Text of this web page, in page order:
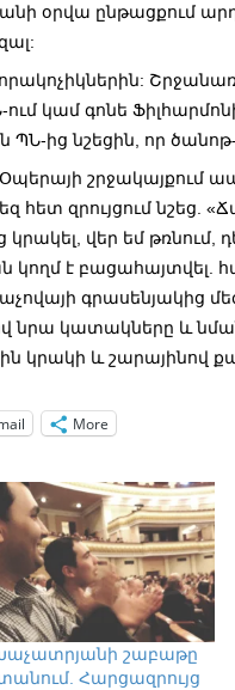
օրվա ընթացքում
կամ գոնե
ից նշեցին, որ
շրջակայքում
զրույցում նշեց.
կրակել, վեր եմ թռնում,
կողմ է
գրասենյակից
նրա կատակները և
կրակի և շարայինով
More
շաբաթը
Հարցազրույց